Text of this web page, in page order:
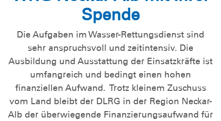
Spende
Die Aufgaben im Wasser-Rettungsdienst sind
sehr anspruchsvoll und zeitintensiv. Die
Ausbildung und Ausstattung der Einsatzkräfte ist
umfangreich und bedingt einen hohen
finanziellen Aufwand. Trotz kleinem Zuschuss
vom Land bleibt der DLRG in der Region Neckar-
Alb der überwiegende Finanzierungsaufwand für